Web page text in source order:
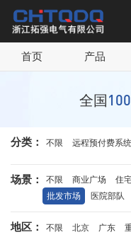
首页 产品
全国
分类： 不限 远程预付费系
场景： 不限 商业广场 住
批发市场
医院部队
地区： 不限 北京 广东